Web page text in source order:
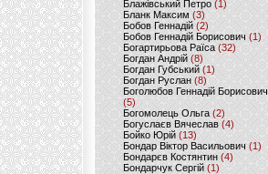
Блажівський Петро (1)
Бланк Максим(3)
Бобов Геннадій (2)
Бобов Геннадій Борисович (1)
Богартирьова Раїса (32)
Богдан Андрій(8)
Богдан Губський (1)
Богдан Руслан(8)
Боголюбов Геннадій Борисович
(5)
Богомолець Ольга (2)
Богуслаєв Вячеслав (4)
Бойко Юрій (13)
Бондар Віктор Васильович (1)
Бондарєв Костянтин (4)
Бондарчук Сергій(1)